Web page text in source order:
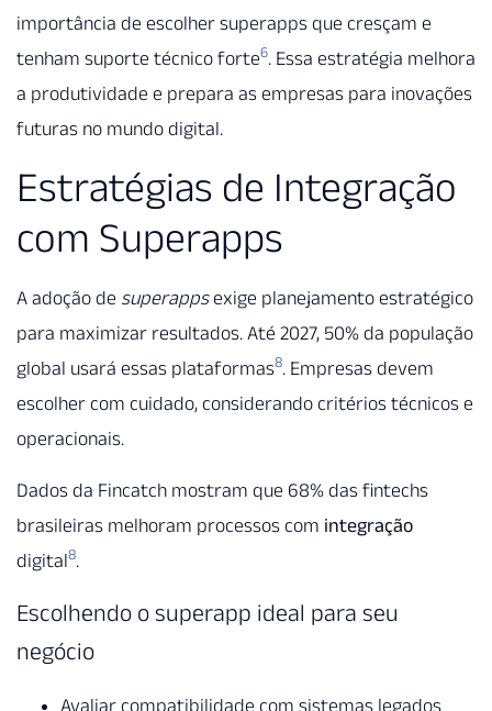
importância de escolher superapps que cresçam e
tenham suporte técnico forte6. Essa estratégia melhora
a produtividade e prepara as empresas para inovações
futuras no mundo digital.
Estratégias de Integração
com Superapps
A adoção de superappsexige planejamento estratégico
para maximizar resultados. Até 2027, 50% da população
global usará essas plataformas8. Empresas devem
escolher com cuidado, considerando critérios técnicos e
operacionais.
Dados da Fincatch mostram que 68% das fintechs
brasileiras melhoram processos com integração
digital8.
Escolhendo o superapp ideal para seu
negócio
Avaliar compatibilidade com sistemas legados